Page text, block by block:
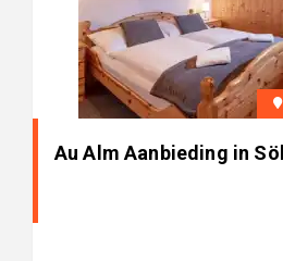
Au Alm Aanbieding in